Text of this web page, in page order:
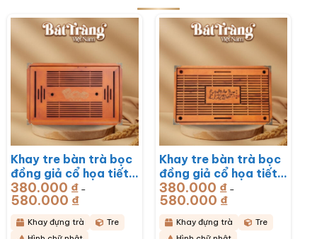
Khay tre bàn trà bọc
đồng giả cổ họa tiết
Rồng Phú Quý
51x33x6cm BT-
KDT17
380.000 ₫ –
580.000 ₫Khoảng
giá:
từ
380.000 ₫
đến
580.000 ₫
Khay đựng trà
Tre
Khay tre bàn trà bọc
đồng giả cổ họa tiết
Mã Đáo Thành Công
43x28x6cm BT-
KDT16
380.000 ₫ –
580.000 ₫Khoảng
giá:
từ
380.000 ₫
đến
580.000 ₫
Khay đựng trà
Tre